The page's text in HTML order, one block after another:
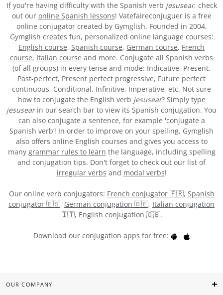
If you're having difficulty with the Spanish verb jesusear, check
out our online Spanish lessons! Vatefaireconjuguer is a free
online conjugator created by Gymglish. Founded in 2004,
Gymglish creates fun, personalized online language courses:
English course, Spanish course, German course, French
course, Italian course and more. Conjugate all Spanish verbs
(of all groups) in every tense and mode: Indicative, Present,
Past-perfect, Present perfect progressive, Future perfect
continuous, Conditional, Infinitive, Imperative, etc. Not sure
how to conjugate the English verb jesusear? Simply type
jesusearin our search bar to view its Spanish conjugation. You
can also conjugate a sentence, for example 'conjugate a
Spanish verb’! In order to improve on your spelling, Gymglish
also offers online English courses and gives you access to
many grammar rules to learn the language, including spelling
and conjugation tips. Don't forget to check out our list of
irregular verbs and modal verbs!
Our online verb conjugators: French conjugator 🇫🇷, Spanish
conjugator 🇪🇸, German conjugation 🇩🇪, Italian conjugation
🇮🇹, English conjugation 🇬🇧.
Download our conjugation apps for free:
OUR COMPANY